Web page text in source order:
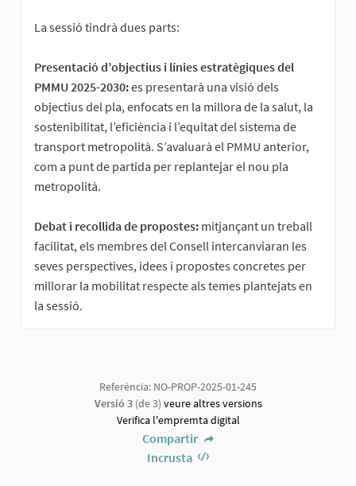
La sessió tindrà dues parts:
Presentació d’objectius i línies estratègiques del
PMMU 2025-2030:es presentarà una visió dels
objectius del pla, enfocats en la millora de la salut, la
sostenibilitat, l’eficiència i l’equitat del sistema de
transport metropolità. S’avaluarà el PMMU anterior,
com a punt de partida per replantejar el nou pla
metropolità.
Debat i recollida de propostes: mitjançant un treball
facilitat, els membres del Consell intercanviaran les
seves perspectives, idees i propostes concretes per
millorar la mobilitat respecte als temes plantejats en
la sessió.
Referència: NO-PROP-2025-01-245
Versió 3(de 3) veure altres versions
Verifica l'empremta digital
Compartir
Incrusta